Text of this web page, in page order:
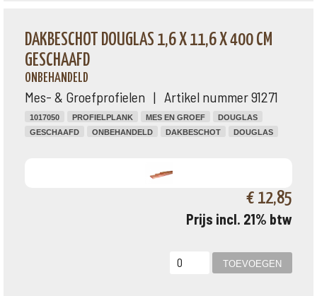
DAKBESCHOT DOUGLAS 1,6 X 11,6 X 400 CM
GESCHAAFD
ONBEHANDELD
Mes- & Groefprofielen | Artikel nummer 91271
1017050 PROFIELPLANK MES EN GROEF
DOUGLAS
GESCHAAFD
ONBEHANDELD DAKBESCHOT DOUGLAS
€ 12,85
Prijs incl. 21% btw